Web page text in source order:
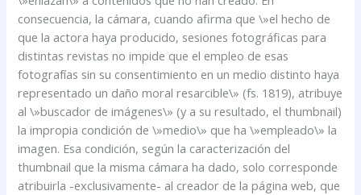
consecuencia, la cámara, cuando afirma que \»el hecho de
que la actora haya producido, sesiones fotográficas para
distintas revistas no impide que el empleo de esas
fotografías sin su consentimiento en un medio distinto haya
representado un daño moral resarcible\» (fs. 1819), atribuye
al \»buscador de imágenes\» (y a su resultado, el thumbnail)
la impropia condición de \»medio\» que ha \»empleado\» la
imagen. Esa condición, según la caracterización del
thumbnail que la misma cámara ha dado, solo corresponde
atribuirla -exclusivamente- al creador de la página web, que